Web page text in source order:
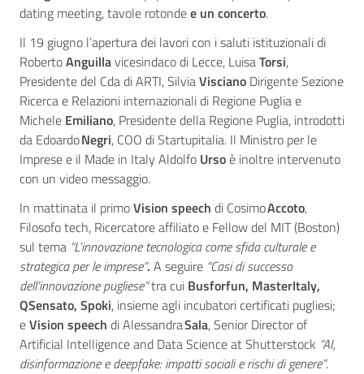
dating meeting, tavole rotondee un concerto.
Il 19 giugno l’apertura dei lavori con i saluti istituzionali di
RobertoAnguillavicesindacodi Lecce, LuisaTorsi,
Presidente del Cda di ARTI,SilviaVisciano Dirigente Sezione
Ricerca e Relazioni internazionali di Regione Puglia e
Michele Emiliano, Presidente della Regione Puglia, introdotti
da EdoardoNegri, COO di Startupitalia. Il Ministro per le
Imprese e il Made in Italy Aldolfo Ursoè inoltre intervenuto
con un video messaggio.
In mattinata il primoVision speech di CosimoAccoto,
Filosofo tech, Ricercatore affiliato e Fellow del MIT (Boston)
sul tema “L’innovazione tecnologica come sfida culturale e
strategica per le imprese”. A seguire “Casi di successo
dell’innovazione pugliese”tra cui Busforfun, MasterItaly,
QSensato, Spoki, insieme agli incubatori certificati pugliesi;
eVision speech di AlessandraSala, Senior Director of
Artificial Intelligence and Data Science at Shutterstock “AI,
disinformazione e deepfake: impatti sociali e rischi di genere”.